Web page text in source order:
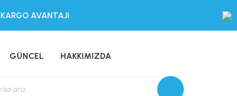
AVANTAJI
GÜNCEL HAKKIMIZDA